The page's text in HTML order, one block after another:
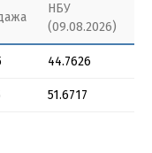
НБУ
(09.08.2026)
44.7626
51.6717